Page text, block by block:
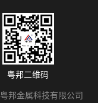
粤邦二维码
邦金属科技有限公司